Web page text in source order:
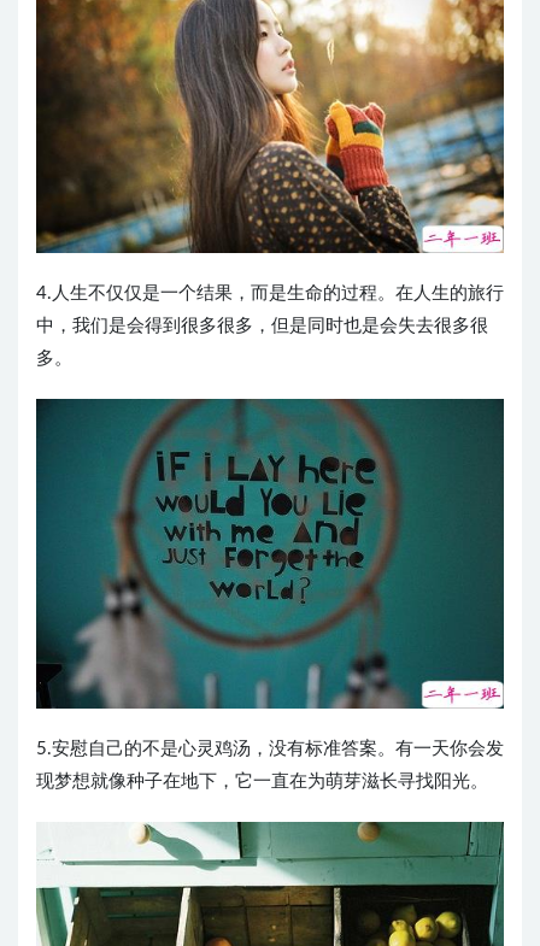
4.人生不仅仅是一个结果，而是生命的过程。在人生的旅行
中，我们是会得到很多很多，但是同时也是会失去很多很
多。
5.安慰自己的不是心灵鸡汤，没有标准答案。有一天你会发
现梦想就像种子在地下，它一直在为萌芽滋长寻找阳光。